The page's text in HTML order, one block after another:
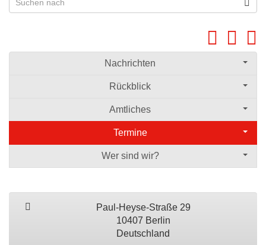
Nachrichten
Rückblick
Amtliches
Termine
Wer sind wir?
Paul-Heyse-Straße 29
10407 Berlin
Deutschland